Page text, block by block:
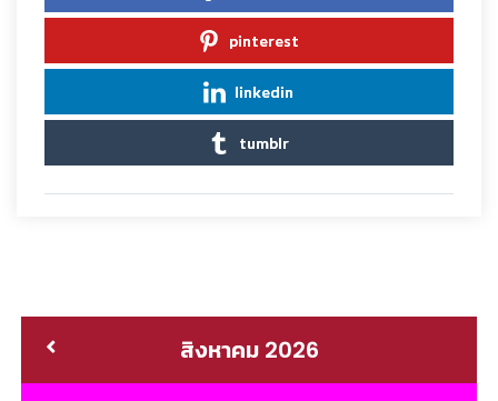
pinterest
linkedin
tumblr
สิงหาคม 2026